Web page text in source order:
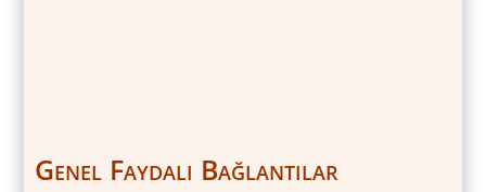
Genel Faydalı Bağlantılar